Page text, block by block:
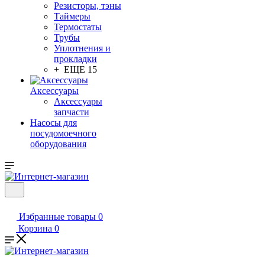
Резисторы, тэны
Таймеры
Термостаты
Трубы
Уплотнения и
прокладки
+ ЕЩЕ 15
Аксессуары
Аксессуары
запчасти
Насосы для
посудомоечного
оборудования
Избранные товары 0
Корзина 0